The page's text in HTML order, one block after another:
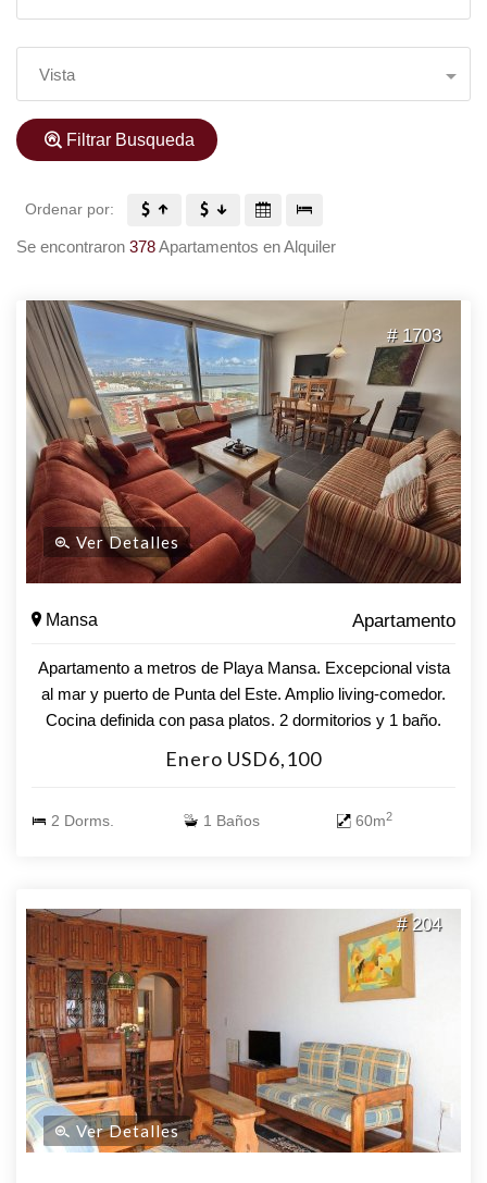
Vista
Filtrar Busqueda
Ordenar por:
Se encontraron 378Apartamentos en Alquiler
# 1703
Ver Detalles
Mansa Apartamento
Apartamento a metros de Playa Mansa. Excepcional vista
al mar y puerto de Punta del Este. Amplio living-comedor.
Cocina definida con pasa platos. 2 dormitorios y 1 baño.
Garaje en subsuelo. Recepción, lavadero y sala de juegos.
Enero USD6,100
2 Dorms. 1 Baños 60m2
# 204
Ver Detalles